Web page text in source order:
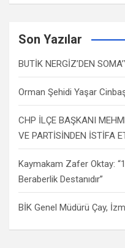
Son Yazılar
BUTİK NERGİZ’DEN
Orman Şehidi Yaşar
CHP İLÇE BAŞKANI
VE PARTİSİNDEN İSTİFA
Kaymakam Zafer Oktay:
Beraberlik Destanıdır”
BİK Genel Müdürü Çay,